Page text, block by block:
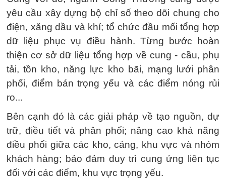
yêu cầu xây dựng bộ chỉ số theo dõi chung cho
điện, xăng dầu và khí; tổ chức đầu mối tổng hợp
dữ liệu phục vụ điều hành. Từng bước hoàn
thiện cơ sở dữ liệu tổng hợp về cung - cầu, phụ
tải, tồn kho, năng lực kho bãi, mạng lưới phân
phối, điểm bán trọng yếu và các điểm nóng rủi
ro...
Bên cạnh đó là các giải pháp về tạo nguồn, dự
trữ, điều tiết và phân phối; nâng cao khả năng
điều phối giữa các kho, cảng, khu vực và nhóm
khách hàng; bảo đảm duy trì cung ứng liên tục
đối với các điểm, khu vực trọng yếu.